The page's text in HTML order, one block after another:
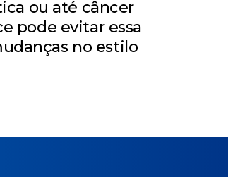
ou até câncer
pode evitar essa
no estilo